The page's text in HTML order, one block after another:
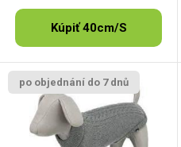
Kúpiť 40cm/S
po objednání do 7 dnů